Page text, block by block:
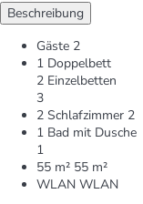
Beschreibung
Gäste 2
1 Doppelbett
2 Einzelbetten
3
2 Schlafzimmer 2
1 Bad mit Dusche
1
55 m² 55 m²
WLAN WLAN